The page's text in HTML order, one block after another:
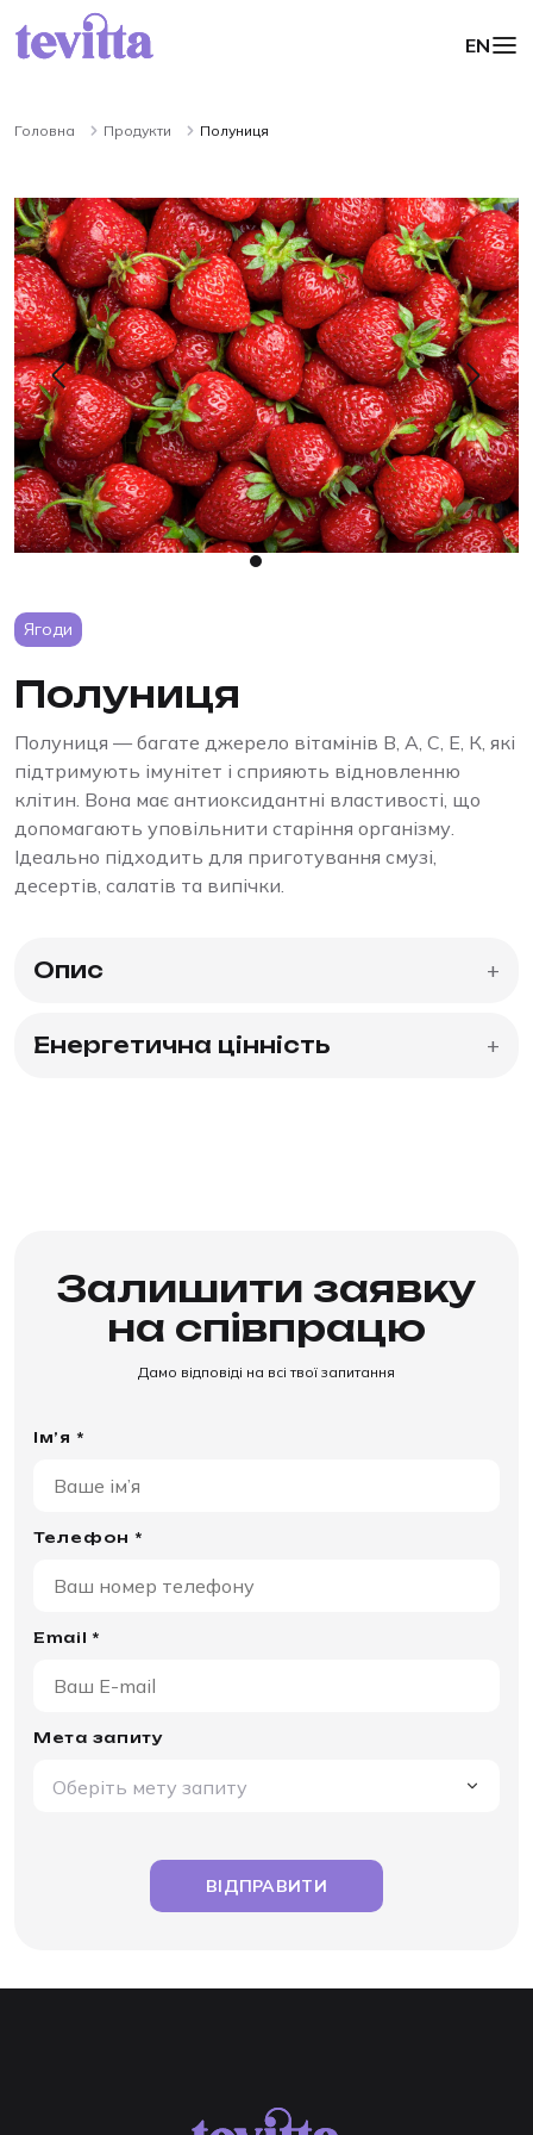
EN
Головна Продукти Полуниця
Ягоди
Полуниця
Полуниця — багате джерело вітамінів В, А, С, Е, К, які
підтримують імунітет і сприяють відновленню
клітин. Вона має антиоксидантні властивості, що
допомагають уповільнити старіння організму.
Ідеально підходить для приготування смузі,
десертів, салатів та випічки.
Опис +
Енергетична цінність +
Залишити заявку
на співпрацю
Дамо відповіді на всі твої запитання
Ім’я *
Телефон *
Email *
Мета запиту